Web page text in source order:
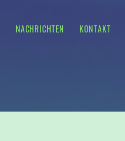
NACHRICHTEN KONTAKT